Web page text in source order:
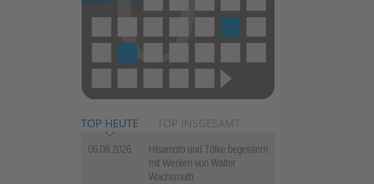
TOP HEUTE TOP INSGESAMT
06.08.2026
Hisamoto und Tölke begeistern
mit Werken von Walter
Wachsmuth